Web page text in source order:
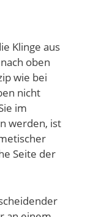
Klinge aus
oben
wie bei
nicht
im
werden, ist
Seite der